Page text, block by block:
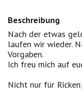
Beschreibung
Nach der etwas
laufen wir wieder.
Vorgaben.
Ich freu mich auf
Nicht nur für